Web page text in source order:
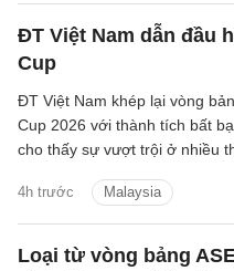
ĐT Việt Nam dẫn đầu
Cup
4h trước Malaysia
ĐT Việt Nam khép lại vòng
Cup 2026 với thành tích bất
cho thấy sự vượt trội ở nhiều
Malaysia tại bán kết.
Loại từ vòng bảng